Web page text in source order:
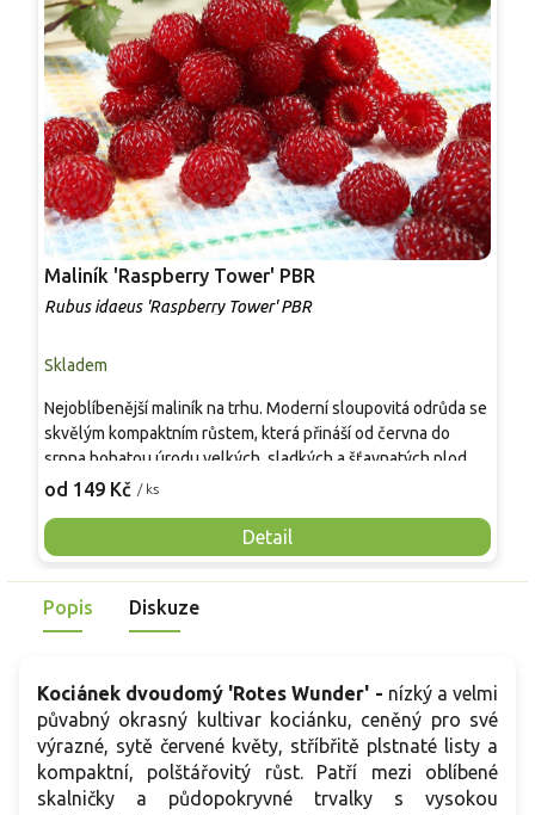
Maliník 'Raspberry Tower' PBR
Rubus idaeus 'Raspberry Tower' PBR
Skladem
od 149 Kč / ks
Detail
Nejoblíbenější maliník na trhu. Moderní sloupovitá odrůda se
skvělým kompaktním růstem, která přináší od června do
srpna bohatou úrodu velkých, sladkých a šťavnatých plodů.
Pevné vzpřímené výhony tvoří elegantní habitus bez
Mrazuvzdornost do −25 °C a spolehlivá vitalita z něj dělají
skvělou volbu pro každého pěstitele.
Popis Diskuze
Kociánek dvoudomý 'Rotes Wunder' - nízký a velmi
půvabný okrasný kultivar kociánku, ceněný pro své
výrazné, sytě červené květy, stříbřitě plstnaté listy a
kompaktní, polštářovitý růst. Patří mezi oblíbené
skalničky a půdopokryvné trvalky s vysokou